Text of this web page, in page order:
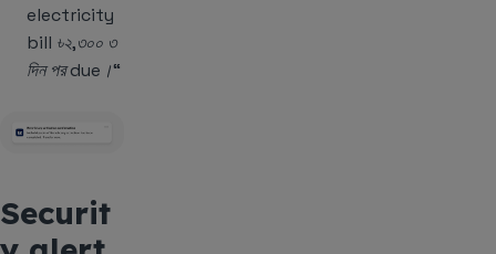
electricity
bill ৳২,৩০০ ৩
দিন পর due।“
Securit